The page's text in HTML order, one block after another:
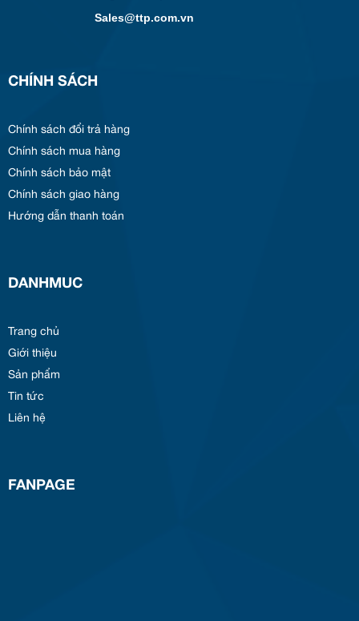
Sales@ttp.com.vn
CHÍNH SÁCH
Chính sách đổi trả hàng
Chính sách mua hàng
Chính sách bảo mật
Chính sách giao hàng
Hướng dẫn thanh toán
DANHMUC
Trang chủ
Giới thiệu
Sản phẩm
Tin tức
Liên hệ
FANPAGE